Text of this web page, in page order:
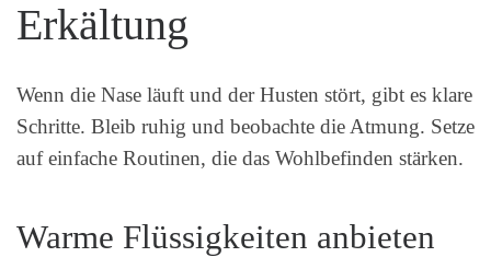
Erkältung
Wenn die Nase läuft und der Husten stört, gibt es klare
Schritte. Bleib ruhig und beobachte die Atmung. Setze
auf einfache Routinen, die das Wohlbefinden stärken.
Warme Flüssigkeiten anbieten